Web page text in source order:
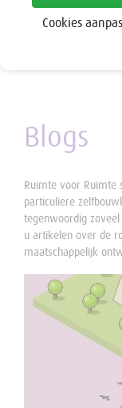
Cookies
Blogs
Ruimte voor Ruimte
particuliere
tegenwoordig
u artikelen over de
maatschappelijk